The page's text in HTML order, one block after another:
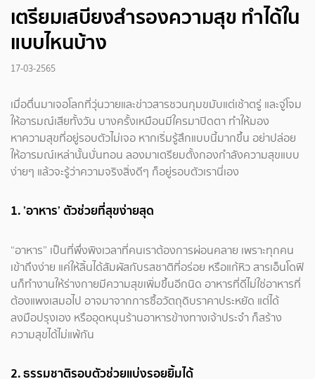
เตรียมเสบียงสำรองความสุข ทำได้ใน
แบบไหนบ้าง
17-03-2565
เมื่อตื่นมาเจอโลกที่วุ่นวายและข่าวสารชวนกุมขมับแต่เช้าตรู่ และจู่โจม
ให้อารมณ์เสียทั้งวัน บางครั้งเหมือนมีใครมาปิดตา ทำให้มอง
หาความสุขที่อยู่รอบตัวไม่เจอ หากเริ่มรู้สึกแบบนี้มากขึ้น อย่าปล่อย
ให้อารมณ์เหล่านั้นบั่นทอน ลองมาเตรียมตั้งกองกำลังความสุขแบบ
ง่ายๆ แล้วจะรู้ว่าความจริงสิ่งดีๆ ก็อยู่รอบตัวเรานี่เอง
1. ’อาหาร’ ตัวช่วยที่สุขง่ายสุด
“อาหาร” เป็นที่พึ่งพิงเวลาที่คนเราต้องการผ่อนคลาย เพราะทุกคน
เข้าถึงง่าย แค่ให้ลิ้นได้สัมผัสกับรสชาติที่อร่อย หรือแก้หิว สารเอ็นโดฟิ
นก็ทำงานให้ร่างกายมีความสุขเพิ่มขึ้นอีกนิด อาหารที่ดีไม่ใช่อาหารที่
ต้องแพงเสมอไป อาจมาจากการซื้อวัตถุดิบราคาประหยัด แต่ได้
ลงมือปรุงเอง หรืออุดหนุนร้านอาหารข้างทางเจ้าประจำ ก็สร้าง
ความสุขได้ไม่แพ้กัน
2. ธรรมชาติรอบตัวช่วยแบ่งรอยยิ้มได้